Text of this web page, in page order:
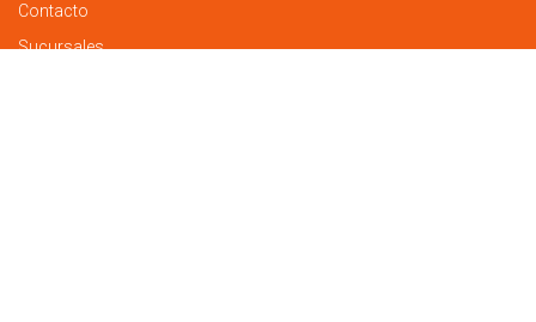
Contacto
Sucursales